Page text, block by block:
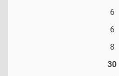
6
6
8
30